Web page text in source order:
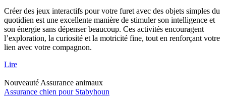
Créer des jeux interactifs pour votre furet avec des objets simples du
quotidien est une excellente manière de stimuler son intelligence et
son énergie sans dépenser beaucoup. Ces activités encouragent
l’exploration, la curiosité et la motricité fine, tout en renforçant votre
lien avec votre compagnon.
Lire
Nouveauté Assurance animaux
Assurance chien pour Stabyhoun